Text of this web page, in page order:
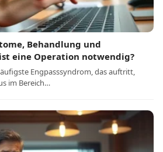
Behandlung und
eine Operation notwendig?
Engpasssyndrom, das auftritt,
im Bereich…